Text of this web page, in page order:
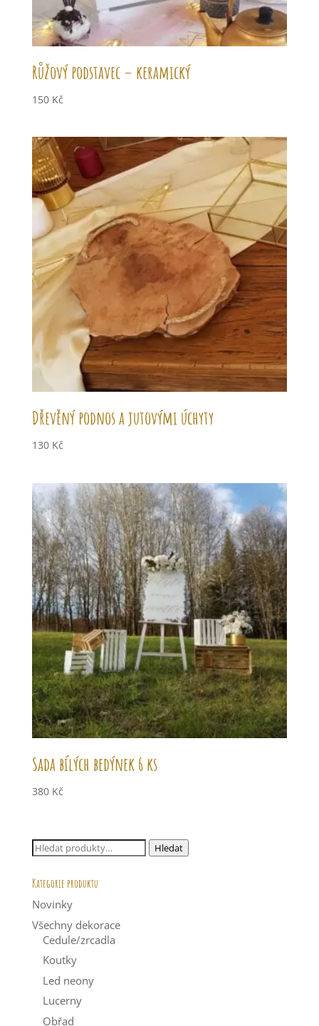
Růžový podstavec – keramický
150 Kč
Dřevěný podnos a jutovými úchyty
130 Kč
Sada bílých bedýnek 6 ks
380 Kč
Hledat: Hledat
Kategorie produktu
Novinky
Všechny dekorace
Cedule/zrcadla
Koutky
Led neony
Lucerny
Obřad